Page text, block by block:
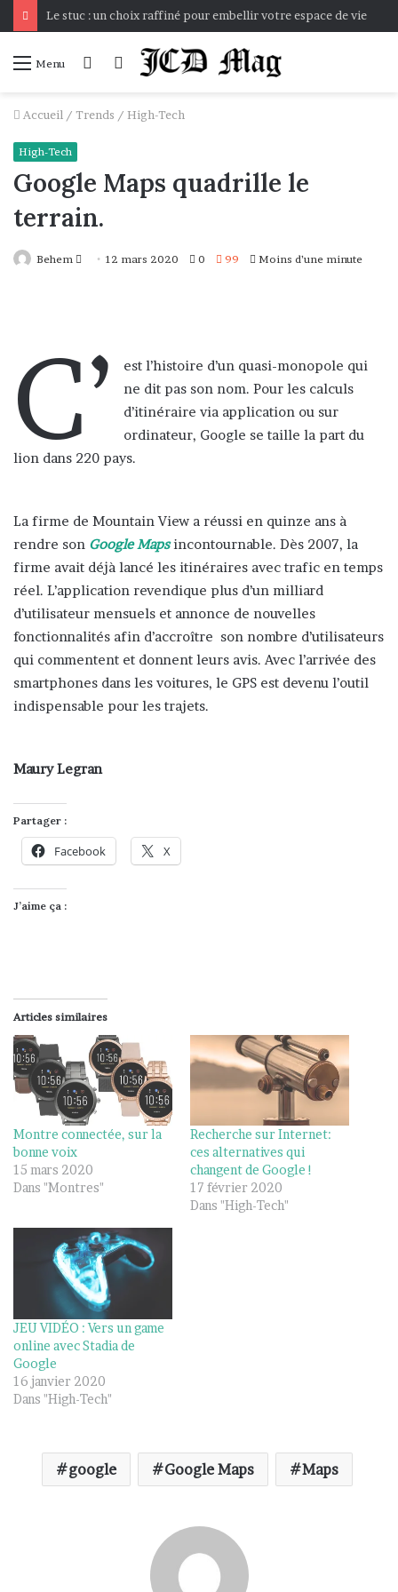
Le stuc : un choix raffiné pour embellir votre espace de vie
Menu Connexion
Voir
panier
Accueil / Trends / High-Tech
High-Tech
Google Maps quadrille le
terrain.
Behem
Envoyer12 mars 2020 0 99 Moins d’une minute
C’
est l’histoire d’un quasi-monopole qui
ne dit pas son nom. Pour les calculs
d’itinéraire via application ou sur
ordinateur, Google se taille la part du
lion dans 220 pays.
La firme de Mountain View a réussi en quinze ans à
rendre son Google Mapsincontournable. Dès 2007, la
firme avait déjà lancé les itinéraires avec trafic en temps
réel. L’application revendique plus d’un milliard
d’utilisateur mensuels et annonce de nouvelles
fonctionnalités afin d’accroître son nombre d’utilisateurs
qui commentent et donnent leurs avis. Avec l’arrivée des
smartphones dans les voitures, le GPS est devenu l’outil
indispensable pour les trajets.
Maury Legran
Partager :
Facebook X
J’aime ça :
Articles similaires
Montre connectée, sur la
bonne voix
15 mars 2020
Dans "Montres"
Recherche sur Internet:
ces alternatives qui
changent de Google !
17 février 2020
Dans "High-Tech"
JEU VIDÉO : Vers un game
online avec Stadia de
Google
16 janvier 2020
Dans "High-Tech"
google Google Maps Maps